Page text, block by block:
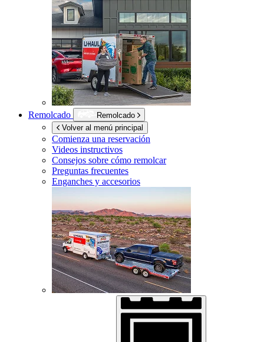
Remolcado
Remolcado
Volver al menú principal
Comienza una reservación
Videos instructivos
Consejos sobre cómo remolcar
Preguntas frecuentes
Enganches y accesorios